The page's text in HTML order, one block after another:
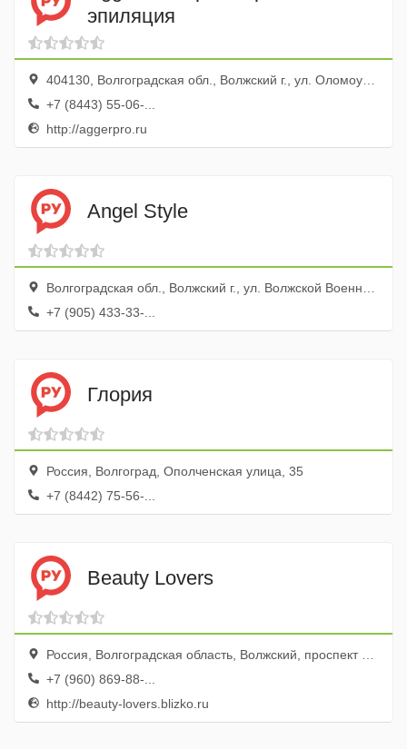
эпиляция
404130, Волгоградская обл., Волжский г., ул. Оломоуцкая, 16
+7 (8443) 55-06-...
http://aggerpro.ru
Angel Style
Волгоградская обл., Волжский г., ул. Волжской Военной Флотилии, 80а
+7 (905) 433-33-...
Глория
Россия, Волгоград, Ополченская улица, 35
+7 (8442) 75-56-...
Beauty Lovers
Россия, Волгоградская область, Волжский, проспект Ленина, 32
+7 (960) 869-88-...
http://beauty-lovers.blizko.ru